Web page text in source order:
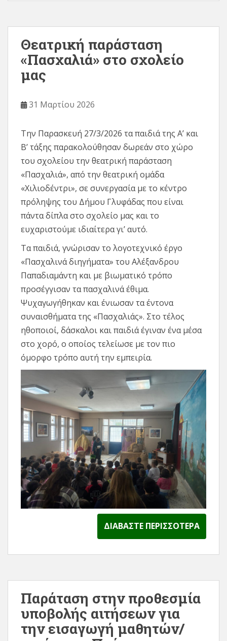
Θεατρική παράσταση
«Πασχαλιά» στο σχολείο
μας
31 Μαρτίου 2026
Την Παρασκευή 27/3/2026 τα παιδιά της Α’ και
Β’ τάξης παρακολούθησαν δωρεάν στο χώρο
του σχολείου την θεατρική παράσταση
«Πασχαλιά», από την θεατρική ομάδα
«Χιλιοδέντρι», σε συνεργασία με το κέντρο
πρόληψης του Δήμου Γλυφάδας που είναι
πάντα δίπλα στο σχολείο μας και το
ευχαριστούμε ιδιαίτερα γι’ αυτό.
Τα παιδιά, γνώρισαν το λογοτεχνικό έργο
«Πασχαλινά διηγήματα» του Αλέξανδρου
Παπαδιαμάντη και με βιωματικό τρόπο
προσέγγισαν τα πασχαλινά έθιμα.
Ψυχαγωγήθηκαν και ένιωσαν τα έντονα
συναισθήματα της «Πασχαλιάς». Στο τέλος
ηθοποιοί, δάσκαλοι και παιδιά έγιναν ένα μέσα
στο χορό, ο οποίος τελείωσε με τον πιο
όμορφο τρόπο αυτή την εμπειρία.
ΔΙΑΒΆΣΤΕ ΠΕΡΙΣΣΌΤΕΡΑ
Παράταση στην προθεσμία
υποβολής αιτήσεων για
την εισαγωγή μαθητών/